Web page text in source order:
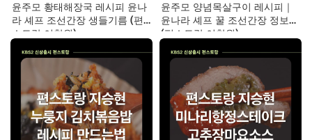
윤주모 황태해장국 레시피 윤나
라 셰프 조선간장 생들기름 (편
스토랑 이찬원)
윤주모 양념목살구이 레시피｜
윤나라 셰프 꿀 조선간장 정보
(편스토랑 이찬원)